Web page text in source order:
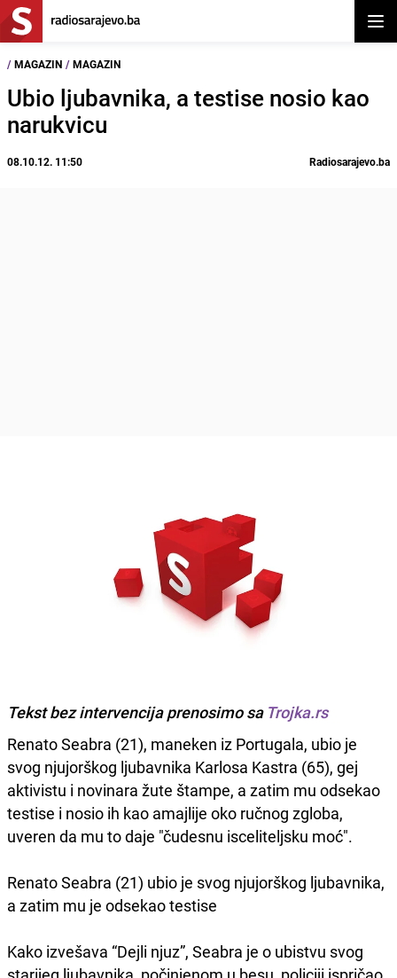
/ MAGAZIN / MAGAZIN
Ubio ljubavnika, a testise nosio kao
narukvicu
08.10.12. 11:50 Radiosarajevo.ba
Tekst bez intervencija prenosimo sa Trojka.rs
Renato Seabra (21), maneken iz Portugala, ubio je
svog njujorškog ljubavnika Karlosa Kastra (65), gej
aktivistu i novinara žute štampe, a zatim mu odsekao
testise i nosio ih kao amajlije oko ručnog zgloba,
uveren da mu to daje "čudesnu isceliteljsku moć".
Renato Seabra (21) ubio je svog njujorškog ljubavnika,
a zatim mu je odsekao testise
Kako izvešava “Dejli njuz”, Seabra je o ubistvu svog